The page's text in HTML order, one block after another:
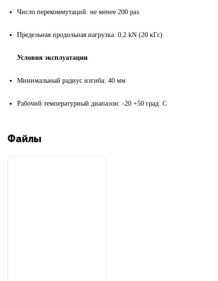
Число перекоммутаций: не менее 200 раз
Предельная продольная нагрузка: 0,2 kN (20 кГс)
Условия эксплуатации
Минимальный радиус изгиба: 40 мм
Рабочий температурный диапазон: -20 +50 град. С
Файлы